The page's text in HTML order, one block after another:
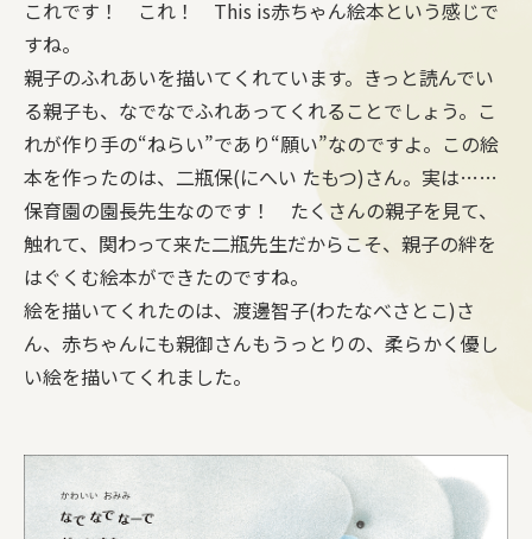
これです！ これ！ This is赤ちゃん絵本という感じで
すね。
親子のふれあいを描いてくれています。きっと読んでい
る親子も、なでなでふれあってくれることでしょう。こ
れが作り手の“ねらい”であり“願い”なのですよ。この絵
本を作ったのは、二瓶保(にへい たもつ)さん。実は……
保育園の園長先生なのです！ たくさんの親子を見て、
触れて、関わって来た二瓶先生だからこそ、親子の絆を
はぐくむ絵本ができたのですね。
絵を描いてくれたのは、渡邊智子(わたなべさとこ)さ
ん、赤ちゃんにも親御さんもうっとりの、柔らかく優し
い絵を描いてくれました。